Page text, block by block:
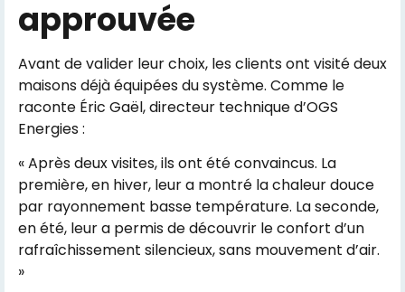
approuvée
Avant de valider leur choix, les clients ont visité deux
maisons déjà équipées du système. Comme le
raconte Éric Gaël, directeur technique d’OGS
Energies :
« Après deux visites, ils ont été convaincus. La
première, en hiver, leur a montré la chaleur douce
par rayonnement basse température. La seconde,
en été, leur a permis de découvrir le confort d’un
rafraîchissement silencieux, sans mouvement d’air.
»